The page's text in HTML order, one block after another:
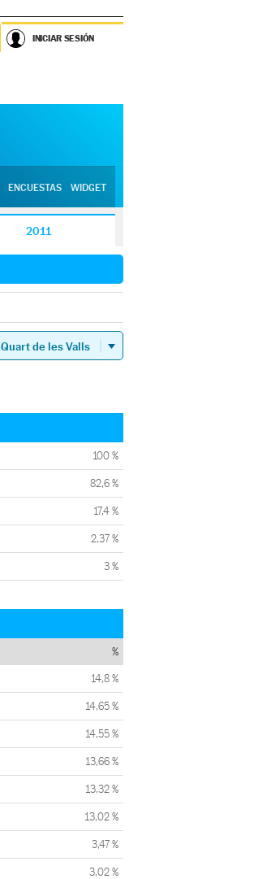
INICIAR SESIÓN
ENCUESTAS WIDGET
2011
100 %
82,6 %
17,4 %
2,37 %
3 %
%
14,8 %
14,65 %
14,55 %
13,66 %
13,32 %
13,02 %
3,47 %
3,02 %